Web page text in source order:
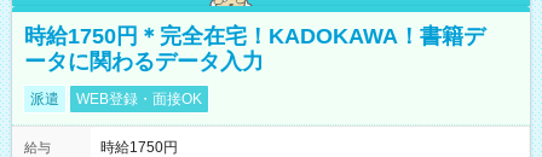
時給1750円＊完全在宅！KADOKAWA！書籍デ
ータに関わるデータ入力
派遣 WEB登録・面接OK
給与
時給1750円